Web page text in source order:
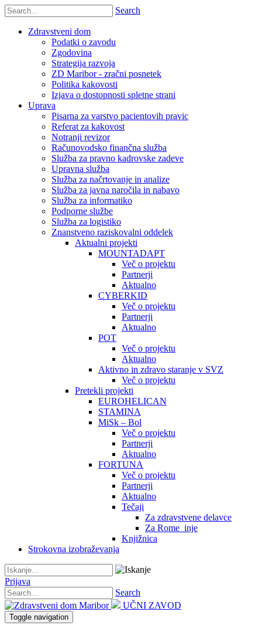
Search
Zdravstveni dom
Podatki o zavodu
Zgodovina
Strategija razvoja
ZD Maribor - zračni posnetek
Politika kakovosti
Izjava o dostopnosti spletne strani
Uprava
Pisarna za varstvo pacientovih pravic
Referat za kakovost
Notranji revizor
Računovodsko finančna služba
Služba za pravno kadrovske zadeve
Upravna služba
Služba za načrtovanje in analize
Služba za javna naročila in nabavo
Služba za informatiko
Podporne službe
Služba za logistiko
Znanstveno raziskovalni oddelek
Aktualni projekti
MOUNTADAPT
Več o projektu
Partnerji
Aktualno
CYBERKID
Več o projektu
Partnerji
Aktualno
POT
Več o projektu
Aktualno
Aktivno in zdravo staranje v SVZ
Več o projektu
Pretekli projekti
EUROHELICAN
STAMINA
MiSk – Bol
Več o projektu
Partnerji
Aktualno
FORTUNA
Več o projektu
Partnerji
Aktualno
Tečaji
Za zdravstvene delavce
Za Rome_inje
Knjižnica
Strokovna izobraževanja
Prijava
Search
UČNI ZAVOD
Toggle navigation